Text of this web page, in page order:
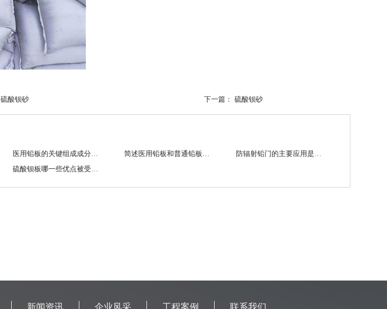
硫酸钡砂 下一篇： 硫酸钡砂
医用铅板的关键组成成分包含有哪些？ 简述医用铅板和普通铅板的区别都有哪些
防辐射铅门的主要应用是怎样的
硫酸钡板哪一些优点被受大家认可？
新闻资讯 企业风采 工程案例 联系我们